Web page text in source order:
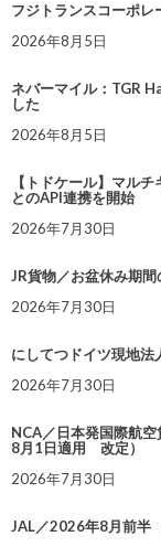
フジトランスコーポ
2026年8月5日
ネバーマイル：TGR
した
2026年8月5日
【トドケール】マル
とのAPI連携を開始
2026年7月30日
JR貨物／お盆休み期
2026年7月30日
にしてつドイツ現地法
2026年7月30日
NCA／日本発国際航
8月1日適用 改定）
2026年7月30日
JAL／2026年8月前半